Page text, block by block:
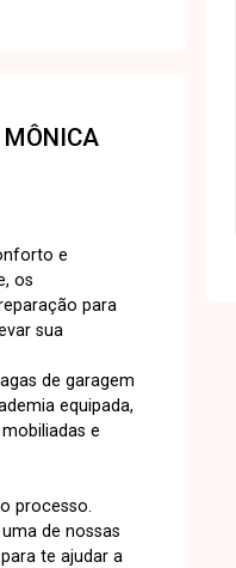
e
os
para
sua
de garagem
equipada,
e
processo.
de nossas
te ajudar a